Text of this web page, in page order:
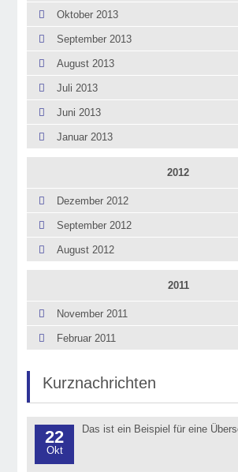
Oktober 2013
September 2013
August 2013
Juli 2013
Juni 2013
Januar 2013
2012
Dezember 2012
September 2012
August 2012
2011
November 2011
Februar 2011
Kurznachrichten
22
Okt
Das ist ein Beispiel für eine